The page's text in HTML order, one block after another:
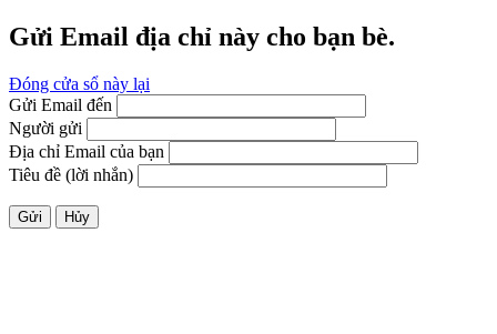
Gửi Email địa chỉ này cho bạn bè.
Đóng cửa sổ này lại
Gửi Email đến
Người gửi
Địa chỉ Email của bạn
Tiêu đề (lời nhắn)
Gửi Hủy